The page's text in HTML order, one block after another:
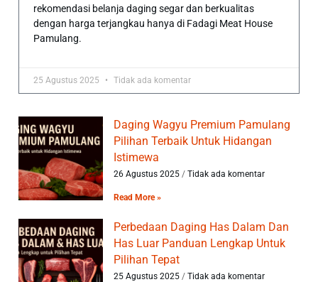
rekomendasi belanja daging segar dan berkualitas
dengan harga terjangkau hanya di Fadagi Meat House
Pamulang.
25 Agustus 2025 Tidak ada komentar
Daging Wagyu Premium Pamulang
Pilihan Terbaik Untuk Hidangan
Istimewa
26 Agustus 2025 Tidak ada komentar
Read More »
Perbedaan Daging Has Dalam Dan
Has Luar Panduan Lengkap Untuk
Pilihan Tepat
25 Agustus 2025 Tidak ada komentar